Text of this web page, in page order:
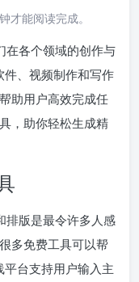
才能阅读完成。
在各个领域的创作与
、视频制作和写作
助用户高效完成任
，助你轻松生成精
排版是最令许多人感
多免费工具可以帮
平台支持用户输入主